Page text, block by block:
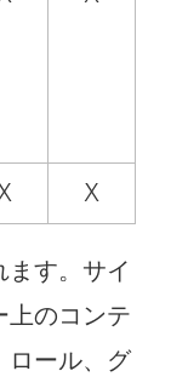
X
す。サイ
上のコンテ
ロール、グ